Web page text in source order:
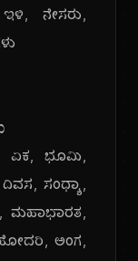
ನೇಸರು,
ಏಕ, ಭೂಮಿ,
ಸಂಧ್ಯಾ,
ಮಹಾಭಾರತ,
ಅಂಗ,